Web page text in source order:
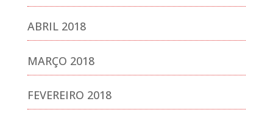
ABRIL 2018
MARÇO 2018
FEVEREIRO 2018